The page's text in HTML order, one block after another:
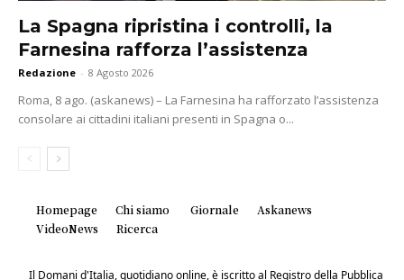
La Spagna ripristina i controlli, la
Farnesina rafforza l’assistenza
Redazione - 8 Agosto 2026
Roma, 8 ago. (askanews) – La Farnesina ha rafforzato l’assistenza
consolare ai cittadini italiani presenti in Spagna o...
Homepage Chi siamo Giornale
Askanews
VideoNews
Ricerca
Il Domani d'Italia, quotidiano online, è iscritto al Registro della Pubblica